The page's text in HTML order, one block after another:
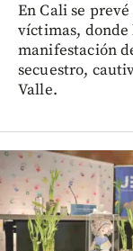
En Cali se
víctimas, donde
manifestación
secuestro,
Valle.